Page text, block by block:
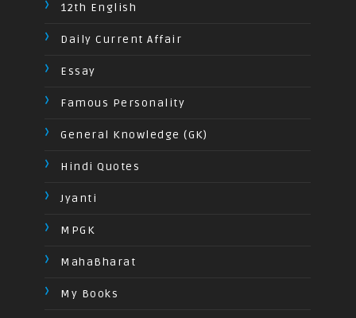
12th English
Daily Current Affair
Essay
Famous Personality
General Knowledge (GK)
Hindi Quotes
Jyanti
MPGK
MahaBharat
My Books